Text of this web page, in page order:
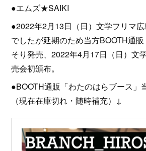
●エムズ★SAIKI
●2022年2月13日（日）文学フリマ
でしたが延期のため当方BOOTH通
そり発売、2022年4月17日（日）文
売会初頒布。
●BOOTH通販「わたのはらブース」
（現在在庫切れ・随時補充）↓